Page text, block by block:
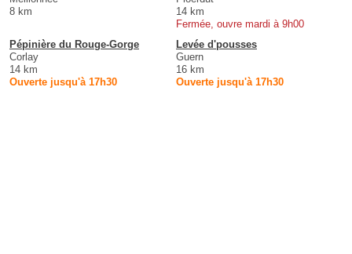
8 km
14 km
Fermée, ouvre mardi à 9h00
Pépinière du Rouge-Gorge
Corlay
14 km
Ouverte jusqu'à 17h30
Levée d'pousses
Guern
16 km
Ouverte jusqu'à 17h30